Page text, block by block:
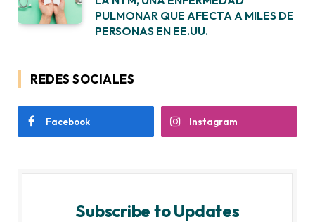
PULMONAR QUE AFECTA A MILES DE
PERSONAS EN EE.UU.
REDES SOCIALES
Facebook Instagram
Subscribe to Updates